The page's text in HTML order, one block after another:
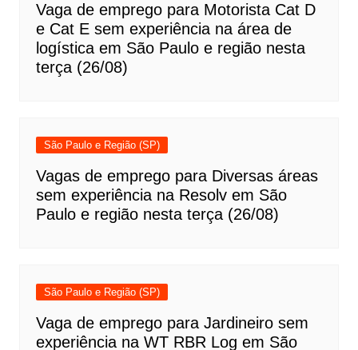
Vaga de emprego para Motorista Cat D
e Cat E sem experiência na área de
logística em São Paulo e região nesta
terça (26/08)
São Paulo e Região (SP)
Vagas de emprego para Diversas áreas
sem experiência na Resolv em São
Paulo e região nesta terça (26/08)
São Paulo e Região (SP)
Vaga de emprego para Jardineiro sem
experiência na WT RBR Log em São